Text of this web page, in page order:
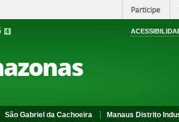
Participe
4
São Gabriel da Cachoeira
Manaus Distrito